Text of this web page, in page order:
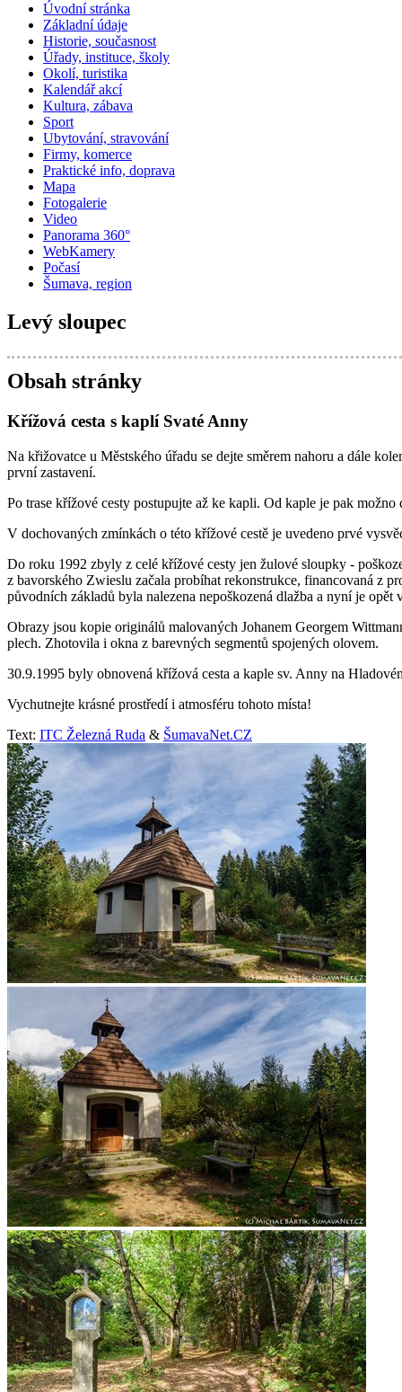
Úvodní stránka
Základní údaje
Historie, současnost
Úřady, instituce, školy
Okolí, turistika
Kalendář akcí
Kultura, zábava
Sport
Ubytování, stravování
Firmy, komerce
Praktické info, doprava
Mapa
Fotogalerie
Video
Panorama 360°
WebKamery
Počasí
Šumava, region
Levý sloupec
Obsah stránky
Křížová cesta s kaplí Svaté Anny
Na křižovatce u Městského úřadu se dejte směrem nahoru a dále
první zastavení.
Po trase křížové cesty postupujte až ke kapli. Od kaple je pak
V dochovaných zmínkách o této křížové cestě je uvedeno prvé
Do roku 1992 zbyly z celé křížové cesty jen žulové sloupky -
z bavorského Zwieslu začala probíhat rekonstrukce, financovaná z
původních základů byla nalezena nepoškozená dlažba a nyní je opět
Obrazy jsou kopie originálů malovaných Johanem Georgem
plech. Zhotovila i okna z barevných segmentů spojených olovem.
30.9.1995 byly obnovená křížová cesta a kaple sv. Anny na
Vychutnejte krásné prostředí i atmosféru tohoto místa!
Text: ITC Železná Ruda & ŠumavaNet.CZ